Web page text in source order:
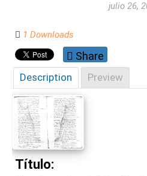
julio 26,
1 Downloads
Share
Description Preview
Título: